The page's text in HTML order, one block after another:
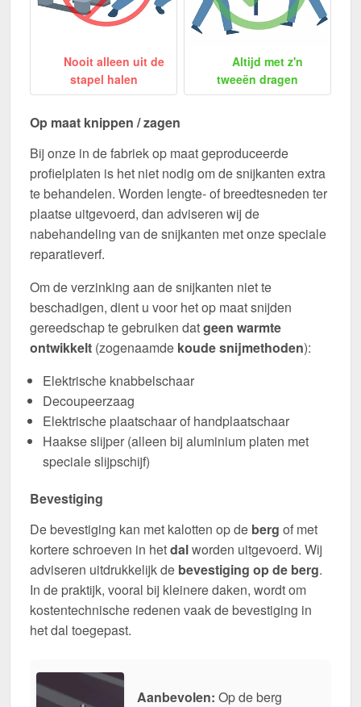
Nooit alleen uit de
stapel halen
Altijd met z'n
tweeën dragen
Op maat knippen / zagen
Bij onze in de fabriek op maat geproduceerde
profielplaten is het niet nodig om de snijkanten extra
te behandelen. Worden lengte- of breedtesneden ter
plaatse uitgevoerd, dan adviseren wij de
nabehandeling van de snijkanten met onze speciale
reparatieverf.
Om de verzinking aan de snijkanten niet te
beschadigen, dient u voor het op maat snijden
gereedschap te gebruiken datgeen warmte
ontwikkelt (zogenaamde koude snijmethoden):
Elektrische knabbelschaar
Decoupeerzaag
Elektrische plaatschaar of handplaatschaar
Haakse slijper (alleen bij aluminium platen met
speciale slijpschijf)
Bevestiging
De bevestiging kan met kalotten op de berg of met
kortere schroeven in hetdalworden uitgevoerd. Wij
adviseren uitdrukkelijk de bevestiging op de berg.
In de praktijk, vooral bij kleinere daken, wordt om
kostentechnische redenen vaak de bevestiging in
het dal toegepast.
Aanbevolen: Op de berg